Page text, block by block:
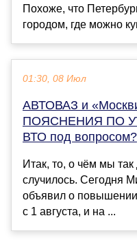
Похоже, что
городом, где можно
01:30, 08 Июл
АВТОВАЗ и
ПОЯСНЕНИЯ ПО
ВТО под вопросом?
Итак, то, о чём мы
случилось. Сегодня
объявил о
с 1 августа, и на ...